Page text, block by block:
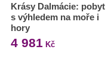
Krásy Dalmácie: pobyt
s výhledem na moře i
hory
4 981 Kč